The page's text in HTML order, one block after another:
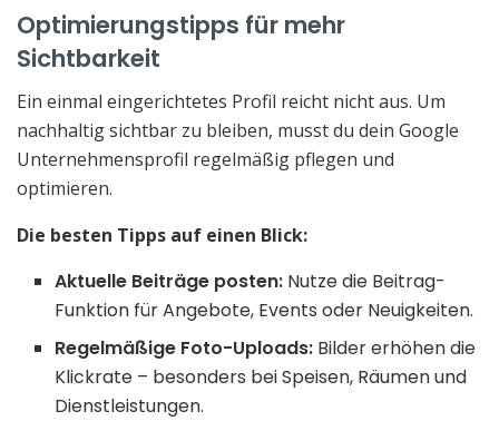
Optimierungstipps für mehr
Sichtbarkeit
Ein einmal eingerichtetes Profil reicht nicht aus. Um
nachhaltig sichtbar zu bleiben, musst du dein Google
Unternehmensprofil regelmäßig pflegen und
optimieren.
Die besten Tipps auf einen Blick:
Aktuelle Beiträge posten: Nutze die Beitrag-
Funktion für Angebote, Events oder Neuigkeiten.
Regelmäßige Foto-Uploads: Bilder erhöhen die
Klickrate – besonders bei Speisen, Räumen und
Dienstleistungen.